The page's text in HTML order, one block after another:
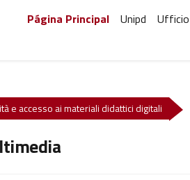
Página Principal Unipd
e accesso ai materiali didattici digitali